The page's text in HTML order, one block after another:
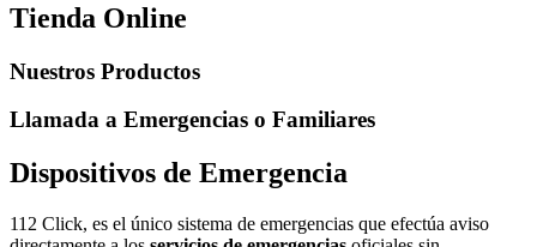
Tienda Online
Nuestros Productos
Llamada a Emergencias o Familiares
Dispositivos de Emergencia
112 Click, es el único sistema de emergencias que efectúa aviso